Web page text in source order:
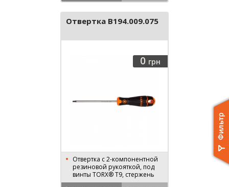
Отвертка B194.009.075
0 грн
Отвертка с 2-компонентной
резиновой рукояткой, под
винты TORX® T9, стержень
75 мм, длина 170 мм